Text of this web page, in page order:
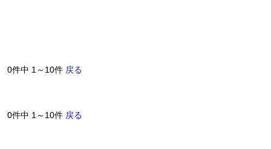
0件中 1～10件 戻る
0件中 1～10件 戻る